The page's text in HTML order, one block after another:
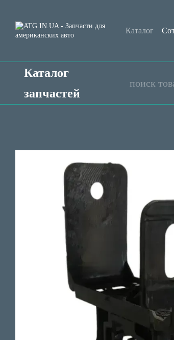
Каталог
Каталог
запчастей